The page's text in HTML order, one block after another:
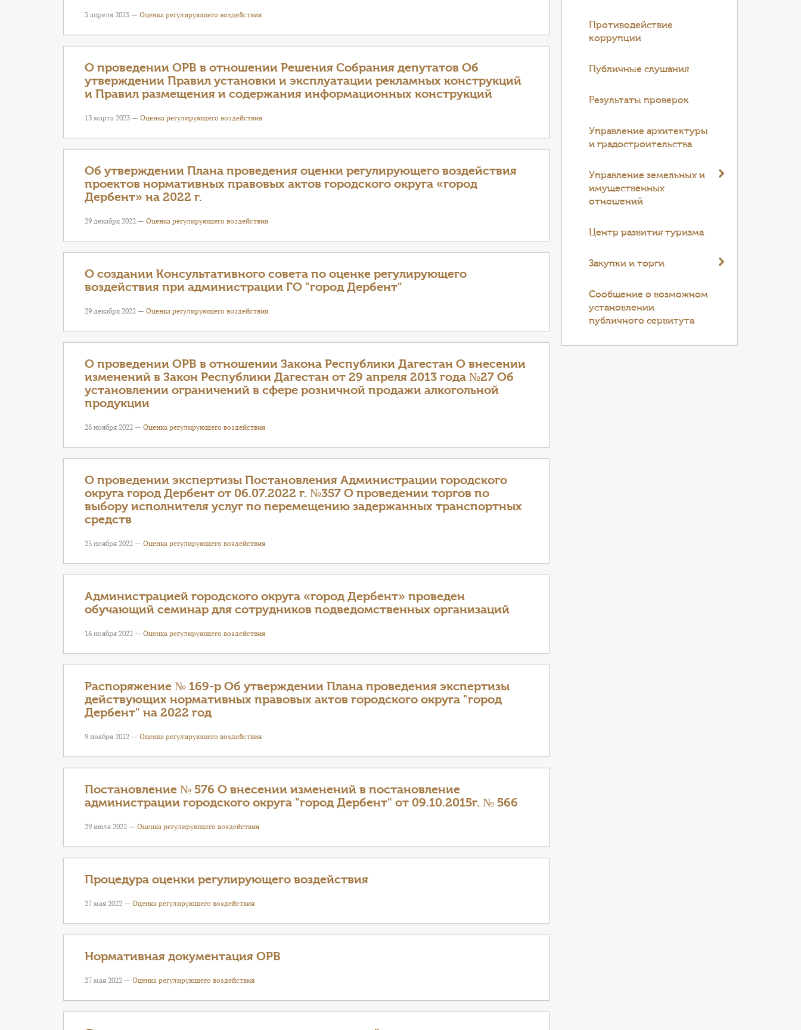
3 апреля 2023 — Оценка регулирующего воздействия
О проведении ОРВ в отношении Решения Собрания депутатов Об
утверждении Правил установки и эксплуатации рекламных конструкций
и Правил размещения и содержания информационных конструкций
13 марта 2023 — Оценка регулирующего воздействия
Об утверждении Плана проведения оценки регулирующего воздействия
проектов нормативных правовых актов городского округа «город
Дербент» на 2022 г.
29 декабря 2022 — Оценка регулирующего воздействия
О создании Консультативного совета по оценке регулирующего
воздействия при администрации ГО "город Дербент"
29 декабря 2022 — Оценка регулирующего воздействия
О проведении ОРВ в отношении Закона Республики Дагестан О внесении
изменений в Закон Республики Дагестан от 29 апреля 2013 года №27 Об
установлении ограничений в сфере розничной продажи алкогольной
продукции
28 ноября 2022 — Оценка регулирующего воздействия
О проведении экспертизы Постановления Администрации городского
округа город Дербент от 06.07.2022 г. №357 О проведении торгов по
выбору исполнителя услуг по перемещению задержанных транспортных
средств
23 ноября 2022 — Оценка регулирующего воздействия
Администрацией городского округа «город Дербент» проведен
обучающий семинар для сотрудников подведомственных организаций
16 ноября 2022 — Оценка регулирующего воздействия
Распоряжение № 169-р Об утверждении Плана проведения экспертизы
действующих нормативных правовых актов городского округа "город
Дербент" на 2022 год
9 ноября 2022 — Оценка регулирующего воздействия
Постановление № 576 О внесении изменений в постановление
администрации городского округа "город Дербент" от 09.10.2015г. № 566
29 июля 2022 — Оценка регулирующего воздействия
Процедура оценки регулирующего воздействия
27 мая 2022 — Оценка регулирующего воздействия
Нормативная документация ОРВ
27 мая 2022 — Оценка регулирующего воздействия
Противодействие
коррупции
Публичные слушания
Результаты проверок
Управление архитектуры
и градостроительства
Управление земельных и
имущественных
отношений
Центр развития туризма
Закупки и торги
Cообщение о возможном
установлении
публичного сервитута